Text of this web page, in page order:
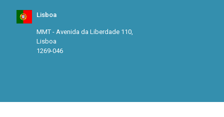
Lisboa
MMT - Avenida da Liberdade 110,
Lisboa
1269-046